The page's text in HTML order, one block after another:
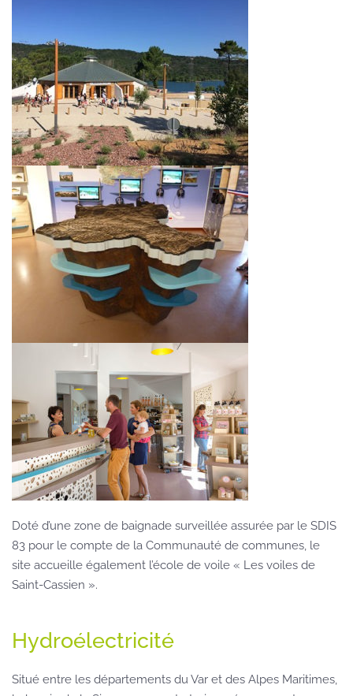
Doté d’une zone de baignade surveillée assurée par le SDIS
83 pour le compte de la Communauté de communes, le
site accueille également l’école de voile « Les voiles de
Saint-Cassien ».
Hydroélectricité
Situé entre les départements du Var et des Alpes Maritimes,